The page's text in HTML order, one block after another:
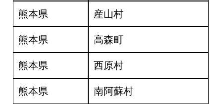
熊本県 産山村
熊本県 高森町
熊本県 西原村
熊本県 南阿蘇村